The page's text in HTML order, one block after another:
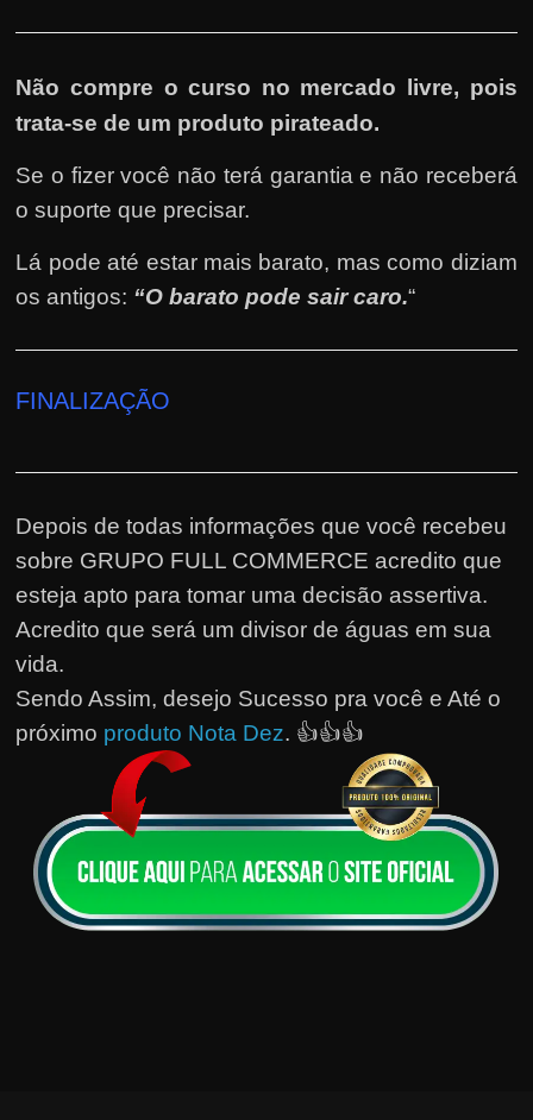
Não compre o curso no mercado livre, pois
trata-se de um produto pirateado.
Se o fizer você não terá garantia e não receberá
o suporte que precisar.
Lá pode até estar mais barato, mas como diziam
os antigos: “O barato pode sair caro.“
FINALIZAÇÃO
Depois de todas informações que você recebeu
sobre GRUPO FULL COMMERCE acredito que
esteja apto para tomar uma decisão assertiva.
Acredito que será um divisor de águas em sua
vida.
Sendo Assim, desejo Sucesso pra você e Até o
próximo produto Nota Dez. 👍👍👍